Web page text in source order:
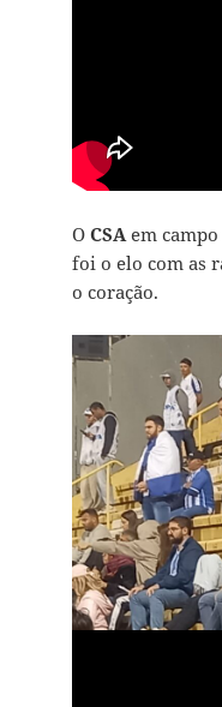
O CSAem
foi o elo com as
o coração.